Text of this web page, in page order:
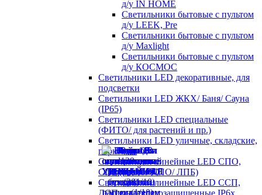
д/у IN HOME
Светильники бытовые с пультом
д/у LEEK, Pre
Светильники бытовые с пультом
д/у Maxlight
Светильники бытовые с пультом
д/у КОСМОС
Светильники LED декоративные, для
подсветки
Светильники LED ЖКХ/ Баня/ Сауна
(IP65)
Светильники LED специальные
(ФИТО/ для растений и пр.)
Светильники LED уличные, складские,
парковые
Светильники линейные LED СПО,
СПБ (аналог ЛПО/ ЛПБ)
Светильники линейные LED ССП,